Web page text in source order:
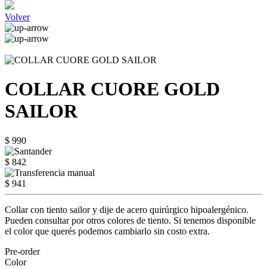
Volver
COLLAR CUORE GOLD
SAILOR
$ 990
$ 842
$ 941
Collar con tiento sailor y dije de acero quirúrgico hipoalergénico.
Pueden consultar por otros colores de tiento. Si tenemos disponible
el color que querés podemos cambiarlo sin costo extra.
Pre-order
Color